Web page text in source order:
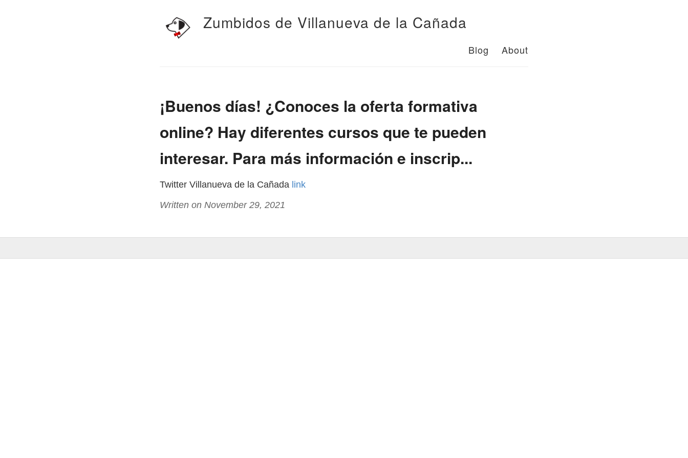
Zumbidos de Villanueva de la Cañada
Blog About
¡Buenos días! ¿Conoces la oferta formativa
online? Hay diferentes cursos que te pueden
interesar. Para más información e inscrip...
Twitter Villanueva de la Cañada link
Written on November 29, 2021